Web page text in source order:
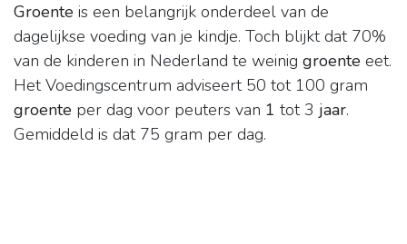
Groente is een belangrijk onderdeel van de
dagelijkse voeding van je kindje. Toch blijkt dat 70%
van de kinderen in Nederland te weinig groente eet.
Het Voedingscentrum adviseert 50 tot 100 gram
groente per dag voor peuters van 1 tot 3 jaar.
Gemiddeld is dat 75 gram per dag.